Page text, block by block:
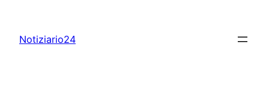
content
Notiziario24